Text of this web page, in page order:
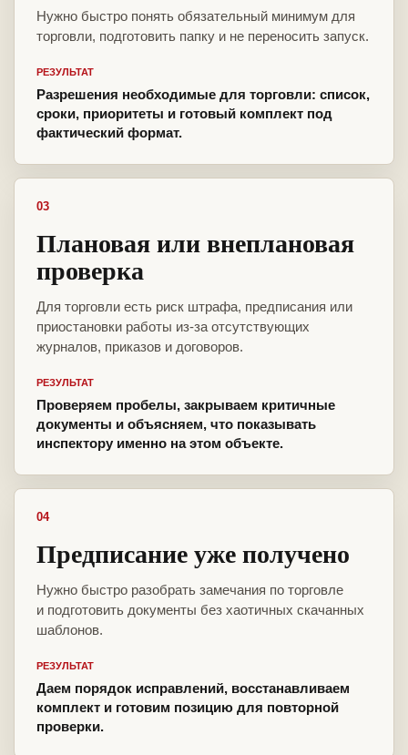
Нужно быстро понять обязательный минимум для
торговли, подготовить папку и не переносить запуск.
РЕЗУЛЬТАТ
Разрешения необходимые для торговли: список,
сроки, приоритеты и готовый комплект под
фактический формат.
03
Плановая или внеплановая
проверка
Для торговли есть риск штрафа, предписания или
приостановки работы из-за отсутствующих
журналов, приказов и договоров.
РЕЗУЛЬТАТ
Проверяем пробелы, закрываем критичные
документы и объясняем, что показывать
инспектору именно на этом объекте.
04
Предписание уже получено
Нужно быстро разобрать замечания по торговле
и подготовить документы без хаотичных скачанных
шаблонов.
РЕЗУЛЬТАТ
Даем порядок исправлений, восстанавливаем
комплект и готовим позицию для повторной
проверки.